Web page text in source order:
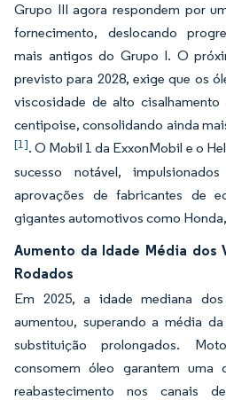
Grupo III agora respondem por
fornecimento, deslocando
mais antigos do Grupo I. O
previsto para 2028, exige que os
viscosidade de alto
centipoise, consolidando ainda
[1]. O Mobil 1 da ExxonMobil e o
sucesso notável,
aprovações de fabricantes de
gigantes automotivos como
Aumento da Idade Média dos
Rodados
Em 2025, a idade mediana
aumentou, superando a média
substituição prolongados.
consomem óleo garantem uma
reabastecimento nos canais